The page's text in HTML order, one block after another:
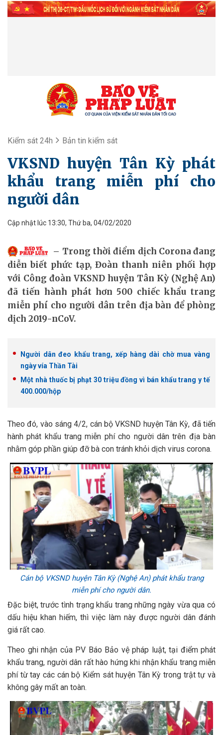
Kiểm sát 24h Bản tin kiểm sát
VKSND huyện Tân Kỳ phát
khẩu trang miễn phí cho
người dân
Cập nhật lúc 13:30, Thứ ba, 04/02/2020
Trong thời điểm dịch Corona đang
diễn biết phức tạp, Đoàn thanh niên phối hợp
với Công đoàn VKSND huyện Tân Kỳ (Nghệ An)
đã tiến hành phát hơn 500 chiếc khẩu trang
miễn phí cho người dân trên địa bàn để phòng
dịch 2019-nCoV.
Người dân đeo khẩu trang, xếp hàng dài chờ mua vàng
ngày vía Thần Tài
Một nhà thuốc bị phạt 30 triệu đồng vì bán khẩu trang y tế
400.000/hộp
Theo đó, vào sáng 4/2, cán bộ VKSND huyện Tân Kỳ, đã tiến
hành phát khẩu trang miễn phí cho người dân trên địa bàn
nhằm góp phần giúp đỡ bà con tránh khỏi dịch virus corona.
Cán bộ VKSND huyện Tân Kỳ (Nghệ An) phát khẩu trang
miễn phí cho người dân.
Đặc biệt, trước tình trạng khẩu trang những ngày vừa qua có
dấu hiệu khan hiếm, thì việc làm này được người dân đánh
giá rất cao.
Theo ghi nhận của PV Báo Bảo vệ pháp luật, tại điểm phát
khẩu trang, người dân rất hào hứng khi nhận khẩu trang miễn
phí từ tay các cán bộ Kiểm sát huyện Tân Kỳ trong trật tự và
không gây mất an toàn.